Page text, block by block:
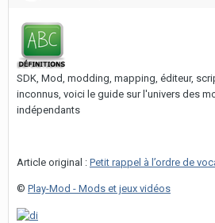
SDK, Mod, modding, mapping, éditeur,
inconnus, voici le guide sur l'univers des
indépendants
Article original : Petit rappel à l’ordre de
© Play-Mod - Mods et jeux vidéos